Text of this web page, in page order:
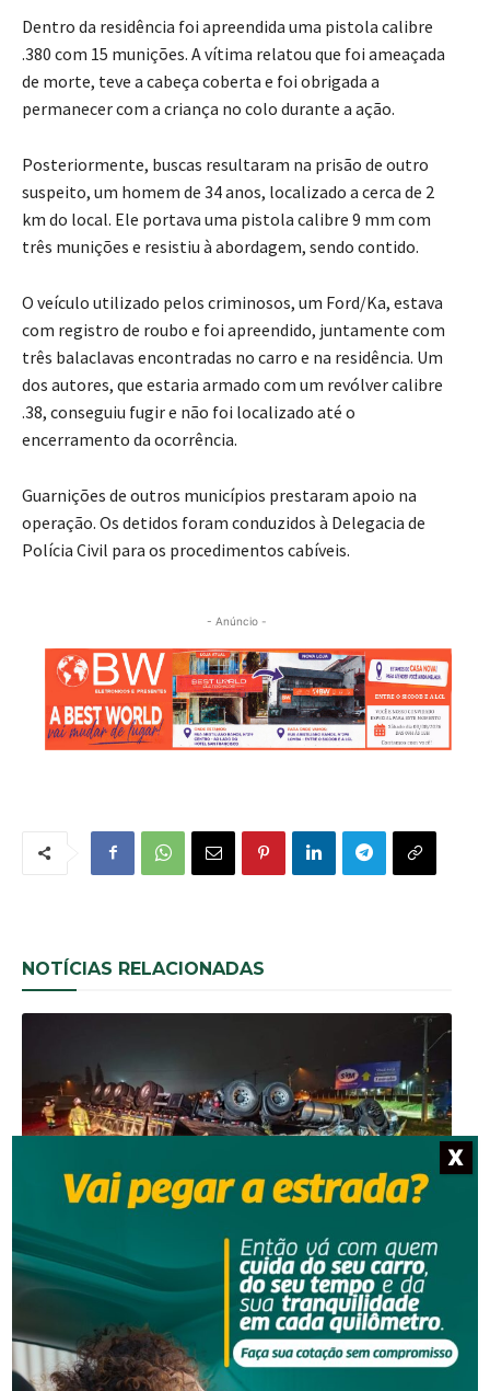
Dentro da residência foi apreendida uma pistola calibre
.380 com 15 munições. A vítima relatou que foi ameaçada
de morte, teve a cabeça coberta e foi obrigada a
permanecer com a criança no colo durante a ação.
Posteriormente, buscas resultaram na prisão de outro
suspeito, um homem de 34 anos, localizado a cerca de 2
km do local. Ele portava uma pistola calibre 9 mm com
três munições e resistiu à abordagem, sendo contido.
O veículo utilizado pelos criminosos, um Ford/Ka, estava
com registro de roubo e foi apreendido, juntamente com
três balaclavas encontradas no carro e na residência. Um
dos autores, que estaria armado com um revólver calibre
.38, conseguiu fugir e não foi localizado até o
encerramento da ocorrência.
Guarnições de outros municípios prestaram apoio na
operação. Os detidos foram conduzidos à Delegacia de
Polícia Civil para os procedimentos cabíveis.
- Anúncio -
NOTÍCIAS RELACIONADAS
Grave acidente na BR-101 envolvendo dois
caminhões deixa um motorista morto
X